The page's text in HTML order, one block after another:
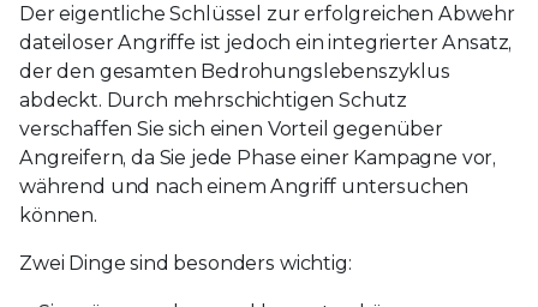
Der eigentliche Schlüssel zur erfolgreichen Abwehr
dateiloser Angriffe ist jedoch ein integrierter Ansatz,
der den gesamten Bedrohungslebenszyklus
abdeckt. Durch mehrschichtigen Schutz
verschaffen Sie sich einen Vorteil gegenüber
Angreifern, da Sie jede Phase einer Kampagne vor,
während und nach einem Angriff untersuchen
können.
Zwei Dinge sind besonders wichtig: